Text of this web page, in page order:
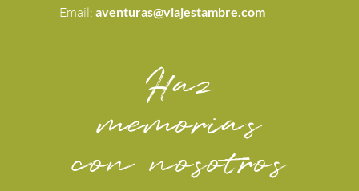
Email: aventuras@viajestambre.com
Haz
memorias
con nosotros